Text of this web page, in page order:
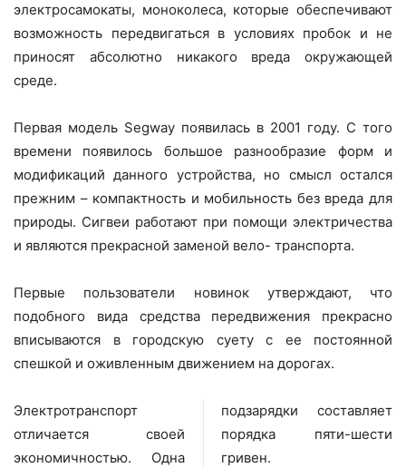
электросамокаты, моноколеса, которые обеспечивают
возможность передвигаться в условиях пробок и не
приносят абсолютно никакого вреда окружающей
среде.
Первая модель Segway появилась в 2001 году. С того
времени появилось большое разнообразие форм и
модификаций данного устройства, но смысл остался
прежним – компактность и мобильность без вреда для
природы. Сигвеи работают при помощи электричества
и являются прекрасной заменой вело- транспорта.
Первые пользователи новинок утверждают, что
подобного вида средства передвижения прекрасно
вписываются в городскую суету с ее постоянной
спешкой и оживленным движением на дорогах.
Электротранспорт
отличается своей
экономичностью. Одна
подзарядки составляет
порядка пяти-шести
гривен.